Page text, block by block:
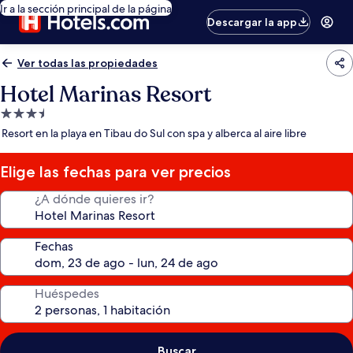
Ir a la sección principal de la página
Descargar la app
Ver todas las propiedades
Hotel Marinas Resort
Propiedad
de
estrellas
Resort en la playa en Tibau do Sul con spa y alberca al aire libre
Elige las fechas para ver precios
¿A dónde quieres ir?
Fechas
Huéspedes